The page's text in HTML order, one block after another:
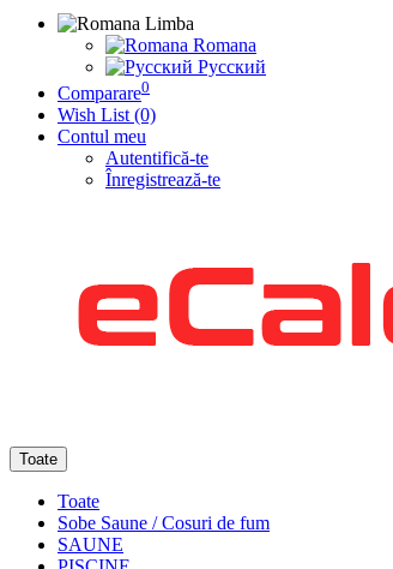
Limba
Romana
Русский
Comparare0
Wish List (0)
Contul meu
Autentifică-te
Înregistrează-te
Toate
Toate
Sobe Saune / Cosuri de fum
SAUNE